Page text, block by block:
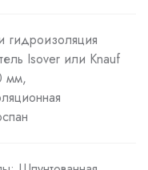
гидроизоляция
Isover или Knauf
мм,